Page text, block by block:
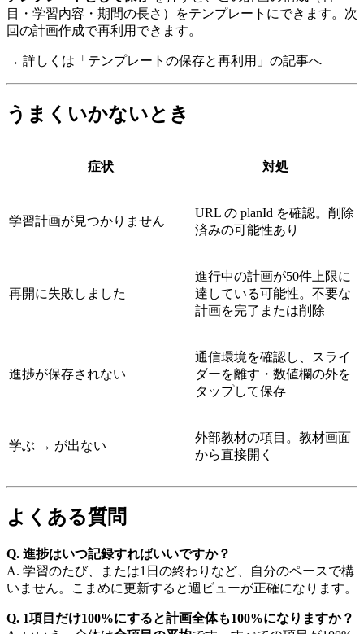
目・学習内容・期間の長さ）をテンプレートにできます。次
回の計画作成で再利用できます。
→ 詳しくは「テンプレートの保存と再利用」の記事へ
うまくいかないとき
症状 対処
学習計画が見つかりません
URL の planId を確認。削除
済みの可能性あり
再開に失敗しました
進行中の計画が50件上限に
達している可能性。不要な
計画を完了または削除
進捗が保存されない
通信環境を確認し、スライ
ダーを離す・数値欄の外を
タップして保存
学ぶ → が出ない
外部教材の項目。教材画面
から直接開く
よくある質問
Q. 進捗はいつ記録すればいいですか？
A. 学習のたび、または1日の終わりなど、自分のペースで構
いません。こまめに更新すると週ビューが正確になります。
Q. 1項目だけ100%にすると計画全体も100%になりますか？